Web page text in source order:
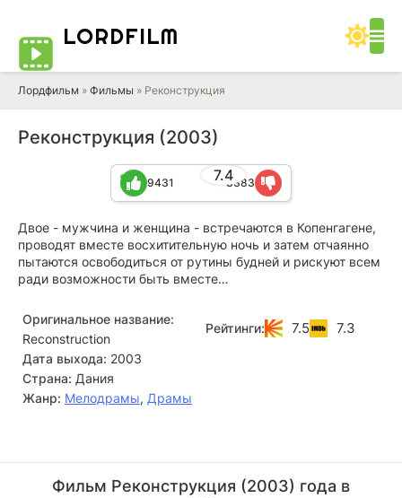
LORDFILM
Лордфильм » Фильмы » Реконструкция
Реконструкция (2003)
7.4
9431 3383
Двое - мужчина и женщина - встречаются в Копенгагене,
проводят вместе восхитительную ночь и затем отчаянно
пытаются освободиться от рутины будней и рискуют всем
ради возможности быть вместе…
Оригинальное название:
Reconstruction
Дата выхода: 2003
Страна: Дания
Жанр: Мелодрамы, Драмы
Рейтинги: 7.5 7.3
(Bartender)
(Leo Sand)
Фильм Реконструкция (2003) года в